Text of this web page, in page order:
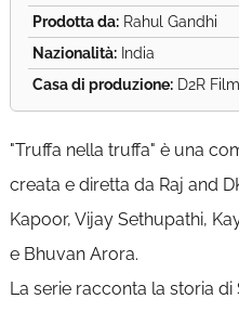
Prodotta da:Rahul Gandhi
Nazionalità:India
Casa di produzione:D2R
"Truffa nella truffa" è una
creata e diretta da Raj and
Kapoor, Vijay Sethupathi,
e Bhuvan Arora.
La serie racconta la storia